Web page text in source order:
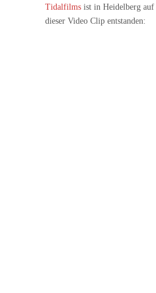
Tidalfilms ist in Heidelberg auf
dieser Video Clip entstanden: